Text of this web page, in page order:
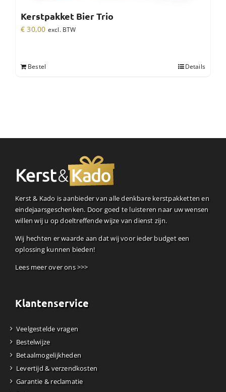
Kerstpakket Bier Trio
€ 30,00 excl. BTW
Bestel Details
Kerst & Kado is aanbieder van alle denkbare kerstpakketten en
eindejaarsgeschenken. Door goed te luisteren naar uw wensen
willen wij u op doeltreffende wijze van dienst zijn.
Wij hechten er waarde aan dat wij voor ieder budget een
oplossing kunnen bieden!
Lees meer over ons >>>
Klantenservice
Veelgestelde vragen
Bestelwijze
Betaalmogelijkheden
Levertijd & verzendkosten
Garantie & reclamatie